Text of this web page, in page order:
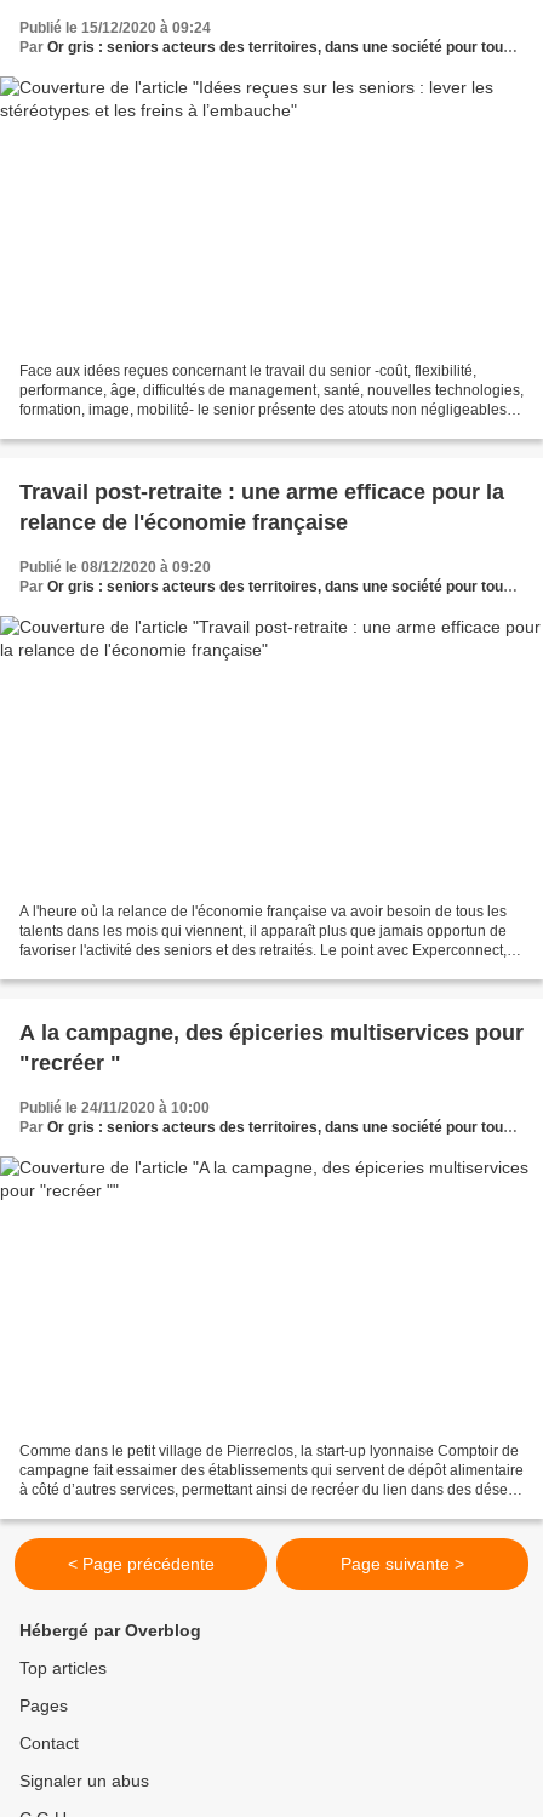
Publié le 15/12/2020 à 09:24
Par Or gris : seniors acteurs des territoires, dans une société pour tous les âges
Face aux idées reçues concernant le travail du senior -coût, flexibilité,
performance, âge, difficultés de management, santé, nouvelles technologies,
formation, image, mobilité- le senior présente des atouts non négligeables .
Travail post-retraite : une arme efficace pour la
relance de l'économie française
Publié le 08/12/2020 à 09:20
Par Or gris : seniors acteurs des territoires, dans une société pour tous les âges
A l'heure où la relance de l'économie française va avoir besoin de tous les
talents dans les mois qui viennent, il apparaît plus que jamais opportun de
favoriser l'activité des seniors et des retraités. Le point avec Experconnect,
A la campagne, des épiceries multiservices pour
"recréer "
Publié le 24/11/2020 à 10:00
Par Or gris : seniors acteurs des territoires, dans une société pour tous les âges
Comme dans le petit village de Pierreclos, la start-up lyonnaise Comptoir de
campagne fait essaimer des établissements qui servent de dépôt alimentaire
à côté d’autres services, permettant ainsi de recréer du lien dans des déserts
< Page précédente Page suivante >
Hébergé par Overblog
Top articles
Pages
Contact
Signaler un abus